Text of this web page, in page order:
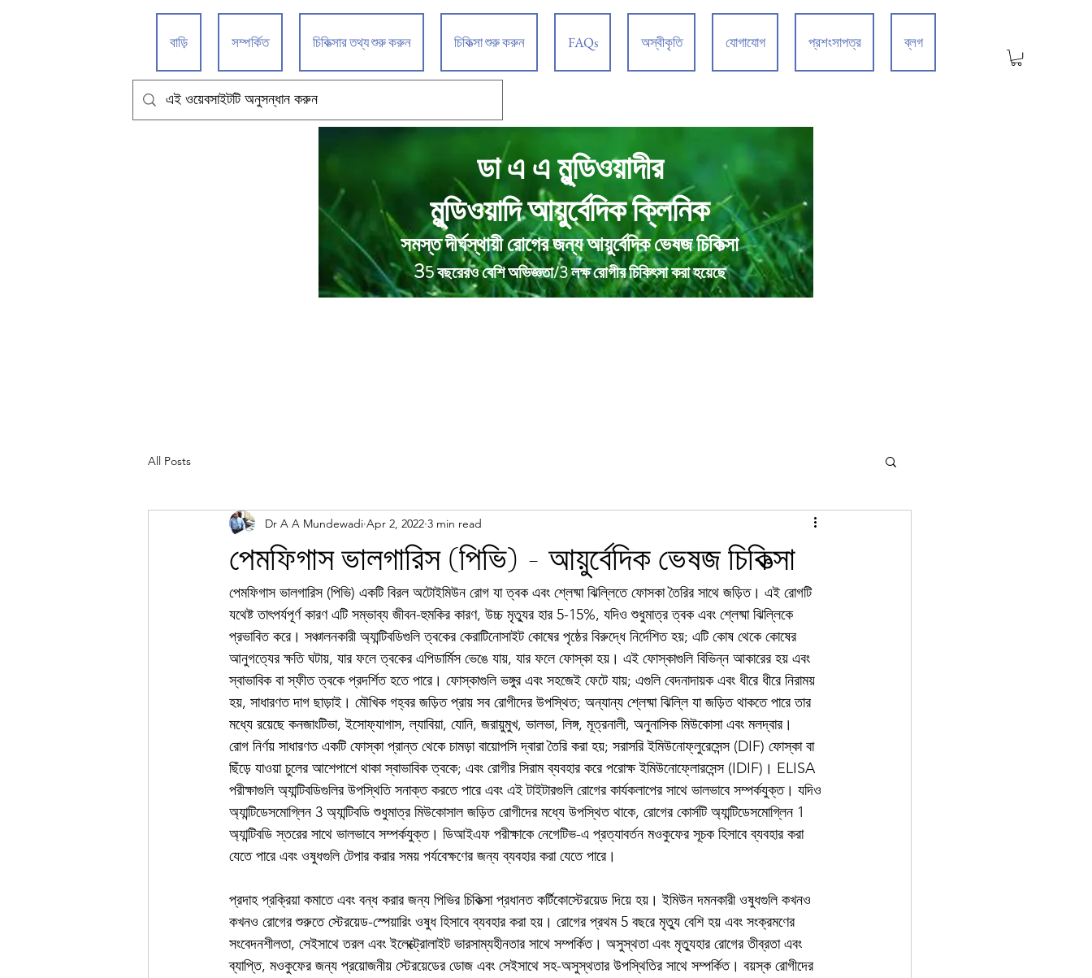
বাড়ি সম্পর্কিত চিকিত্সার তথ্য শুরু করুন চিকিত্সা শুরু করুন FAQs অস্বীকৃতি যোগাযোগ প্রশংসাপত্র ব্লগ
ডা এ এ মুন্ডিওয়াদীর
মুন্ডিওয়াদিআয়ুর্বেদিক ক্লিনিক
সমস্ত দীর্ঘস্থায়ী রোগের জন্য আয়ুর্বেদিক ভেষজ চিকিত্সা
35 বছরেরও বেশি অভিজ্ঞতা/3 লক্ষ রোগীর চিকিৎসা করা হয়েছে
All Posts
পেমফিগাস ভালগারিস (পিভি) - আয়ুর্বেদিক ভেষজ চিকিত্সা
Dr A A Mundewadi Apr 2, 2022 3 min read
পেমফিগাস ভালগারিস (পিভি) একটি বিরল অটোইমিউন রোগ যা ত্বক এবং শ্লেষ্মা ঝিল্লিতে ফোসকা তৈরির সাথে জড়িত। এই রোগটি
যথেষ্ট তাৎপর্যপূর্ণ কারণ এটি সম্ভাব্য জীবন-হুমকির কারণ, উচ্চ মৃত্যুর হার 5-15%, যদিও শুধুমাত্র ত্বক এবং শ্লেষ্মা ঝিল্লিকে
প্রভাবিত করে। সঞ্চালনকারী অ্যান্টিবডিগুলি ত্বকের কেরাটিনোসাইট কোষের পৃষ্ঠের বিরুদ্ধে নির্দেশিত হয়; এটি কোষ থেকে কোষের
আনুগত্যের ক্ষতি ঘটায়, যার ফলে ত্বকের এপিডার্মিস ভেঙে যায়, যার ফলে ফোস্কা হয়। এই ফোস্কাগুলি বিভিন্ন আকারের হয় এবং
স্বাভাবিক বা স্ফীত ত্বকে প্রদর্শিত হতে পারে। ফোস্কাগুলি ভঙ্গুর এবং সহজেই ফেটে যায়; এগুলি বেদনাদায়ক এবং ধীরে ধীরে নিরাময়
হয়, সাধারণত দাগ ছাড়াই। মৌখিক গহ্বর জড়িত প্রায় সব রোগীদের উপস্থিত; অন্যান্য শ্লেষ্মা ঝিল্লি যা জড়িত থাকতে পারে তার
মধ্যে রয়েছে কনজাংটিভা, ইসোফ্যাগাস, ল্যাবিয়া, যোনি, জরায়ুমুখ, ভালভা, লিঙ্গ, মূত্রনালী, অনুনাসিক মিউকোসা এবং মলদ্বার।
রোগ নির্ণয় সাধারণত একটি ফোস্কা প্রান্ত থেকে চামড়া বায়োপসি দ্বারা তৈরি করা হয়; সরাসরি ইমিউনোফ্লুরেসেন্স (DIF) ফোস্কা বা
ছিঁড়ে যাওয়া চুলের আশেপাশে থাকা স্বাভাবিক ত্বকে; এবং রোগীর সিরাম ব্যবহার করে পরোক্ষ ইমিউনোফ্লোরসেন্স (IDIF)। ELISA
পরীক্ষাগুলি অ্যান্টিবডিগুলির উপস্থিতি সনাক্ত করতে পারে এবং এই টাইটারগুলি রোগের কার্যকলাপের সাথে ভালভাবে সম্পর্কযুক্ত। যদিও
অ্যান্টিডেসমোগ্লিন 3 অ্যান্টিবডি শুধুমাত্র মিউকোসাল জড়িত রোগীদের মধ্যে উপস্থিত থাকে, রোগের কোর্সটি অ্যান্টিডেসমোগ্লিন 1
অ্যান্টিবডি স্তরের সাথে ভালভাবে সম্পর্কযুক্ত। ডিআইএফ পরীক্ষাকে নেগেটিভ-এ প্রত্যাবর্তন মওকুফের সূচক হিসাবে ব্যবহার করা
যেতে পারে এবং ওষুধগুলি টেপার করার সময় পর্যবেক্ষণের জন্য ব্যবহার করা যেতে পারে।
প্রদাহ প্রক্রিয়া কমাতে এবং বন্ধ করার জন্য পিভির চিকিত্সা প্রধানত কর্টিকোস্টেরয়েড দিয়ে হয়। ইমিউন দমনকারী ওষুধগুলি কখনও
কখনও রোগের শুরুতে স্টেরয়েড-স্পেয়ারিং ওষুধ হিসাবে ব্যবহার করা হয়। রোগের প্রথম 5 বছরে মৃত্যু বেশি হয় এবং সংক্রমণের
সংবেদনশীলতা, সেইসাথে তরল এবং ইলেক্ট্রোলাইট ভারসাম্যহীনতার সাথে সম্পর্কিত। অসুস্থতা এবং মৃত্যুহার রোগের তীব্রতা এবং
ব্যাপ্তি, মওকুফের জন্য প্রয়োজনীয় স্টেরয়েডের ডোজ এবং সেইসাথে সহ-অসুস্থতার উপস্থিতির সাথে সম্পর্কিত। বয়স্ক রোগীদের